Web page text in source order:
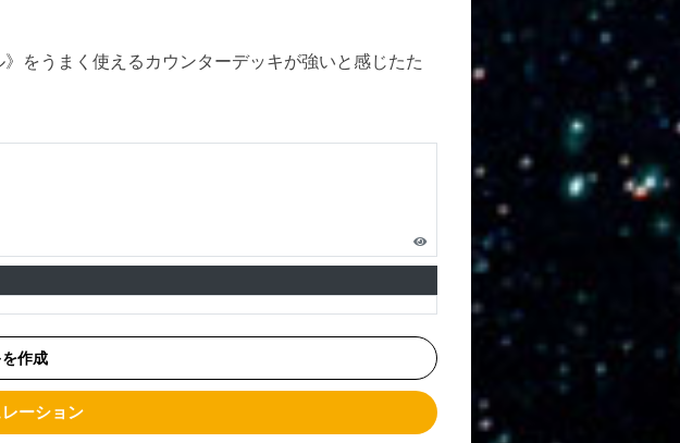
》をうまく使えるカウンターデッキが強いと感じたた
作成
ーション